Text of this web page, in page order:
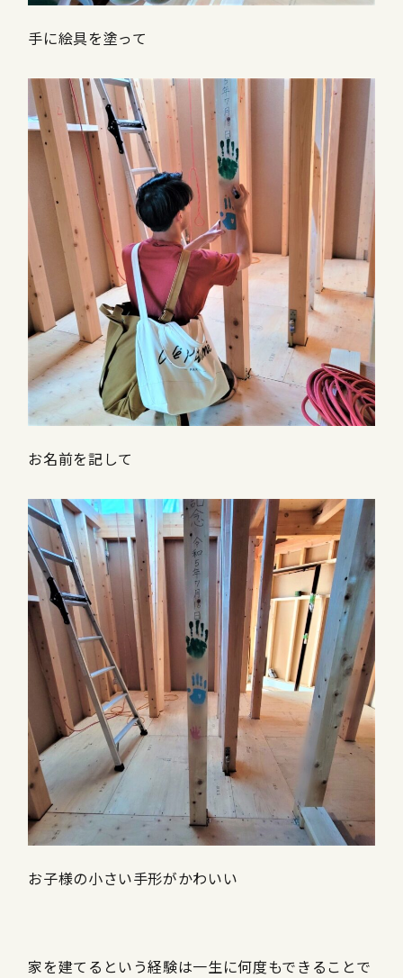
手に絵具を塗って
お名前を記して
お子様の小さい手形がかわいい
家を建てるという経験は一生に何度もできることで